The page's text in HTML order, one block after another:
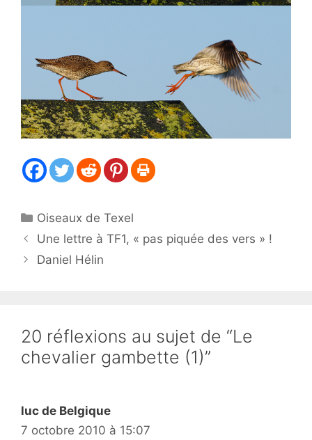
Catégories
Oiseaux de Texel
Une lettre à TF1, « pas piquée des vers » !
Daniel Hélin
20 réflexions au sujet de “Le
chevalier gambette (1)”
luc de Belgique
7 octobre 2010 à 15:07